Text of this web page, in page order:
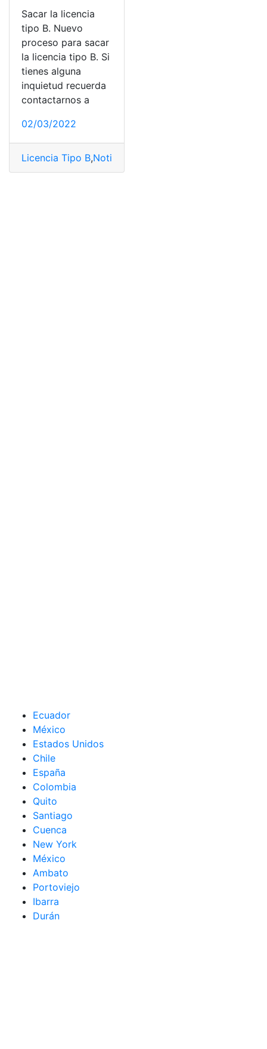
Sacar la licencia
tipo B. Nuevo
proceso para sacar
la licencia tipo B. Si
tienes alguna
inquietud recuerda
contactarnos a
02/03/2022
Licencia Tipo B,Noticias
Ecuador
México
Estados Unidos
Chile
España
Colombia
Quito
Santiago
Cuenca
New York
México
Ambato
Portoviejo
Ibarra
Durán